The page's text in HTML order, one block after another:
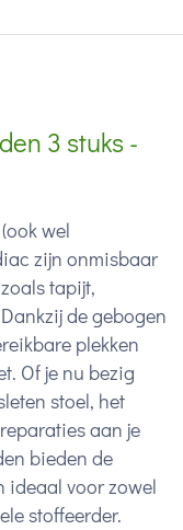
3 stuks -
wel
zijn onmisbaar
tapijt,
de gebogen
plekken
Of je nu bezig
stoel, het
aan je
bieden de
ideaal voor zowel
stoffeerder.